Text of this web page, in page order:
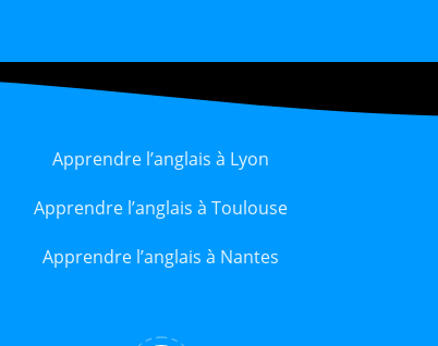
Apprendre l’anglais à Lyon
Apprendre l’anglais à Toulouse
Apprendre l’anglais à Nantes